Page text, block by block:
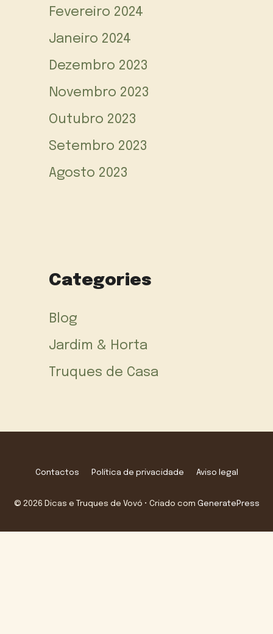
Fevereiro 2024
Janeiro 2024
Dezembro 2023
Novembro 2023
Outubro 2023
Setembro 2023
Agosto 2023
Categories
Blog
Jardim & Horta
Truques de Casa
Contactos Política de privacidade Aviso legal
© 2026 Dicas e Truques de Vovó • Criado com GeneratePress